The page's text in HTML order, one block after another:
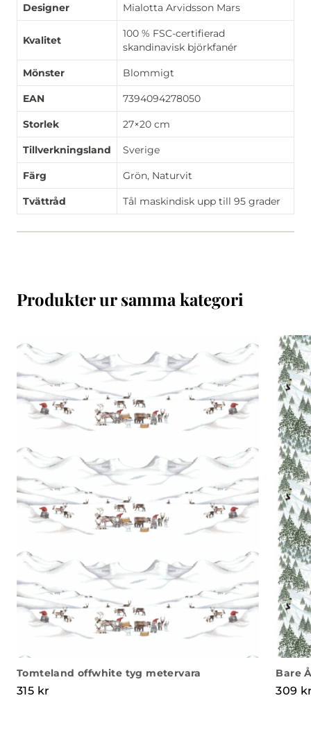
Designer Mialotta Arvidsson Mars
Kvalitet
100 % FSC-certifierad
skandinavisk björkfanér
Mönster Blommigt
EAN 7394094278050
Storlek 27×20 cm
Tillverkningsland Sverige
Färg Grön, Naturvit
Tvättråd Tål maskindisk upp till 95 grader
Produkter ur samma kategori
Tomteland offwhite tyg metervara
315 kr
Bare
309